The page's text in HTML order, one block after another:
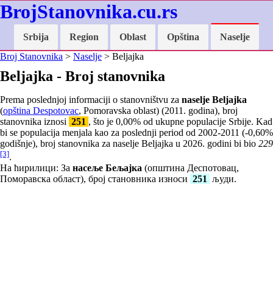
BrojStanovnika.cu.rs
Srbija Region Oblast Opština
Naselje
Broj Stanovnika > Naselje > Beljajka
Beljajka - Broj stanovnika
Prema poslednjoj informaciji o stanovništvu za naselje Beljajka
(opština Despotovac, Pomoravska oblast) (2011. godina), broj
stanovnika iznosi 251 , što je 0,00% od ukupne populacije Srbije. Kad
bi se populacija menjala kao za poslednji period od 2002-2011 (-0,60%
godišnje), broj stanovnika za naselje Beljajka u 2026. godini bi bio 229
[3].
На ћирилици: За насеље Бељајка (општина Деспотовац,
Поморавска област), број становника износи 251 људи.